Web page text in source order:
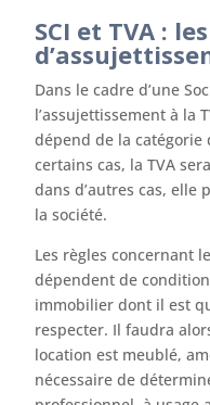
SCI et TVA :
Dans le cadre d’une
l’assujettissement à la
dépend de la catégorie
certains cas, la TVA
dans d’autres cas,
la société.
Les règles concernant
dépendent de
immobilier dont il est
respecter. Il faudra
location est meublé,
nécessaire de